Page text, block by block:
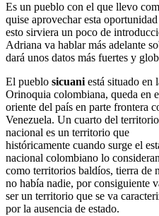
Es un pueblo con el que llevo
quise aprovechar esta
esto sirviera un poco de
Adriana va hablar más adelante
dará unos datos más fuertes y
El pueblo sicuani está situado en
Orinoquia colombiana, queda en
oriente del país en parte frontera
Venezuela. Un cuarto del territorio
nacional es un territorio que
históricamente cuando surge el
nacional colombiano lo consideran
como territorios baldíos, tierra de
no había nadie, por consiguiente
ser un territorio que se va
por la ausencia de estado.